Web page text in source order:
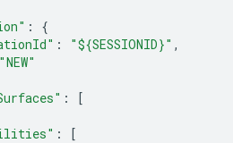
:
{
: "${SESSIONID}" ,
"NEW"
:
[
:
[